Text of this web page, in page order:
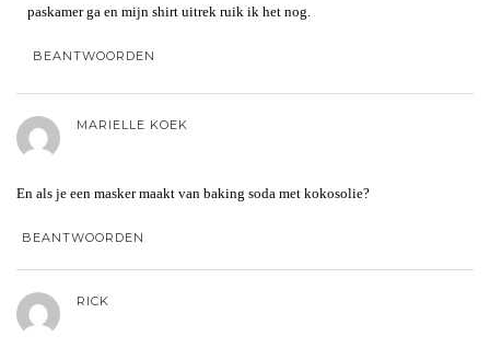
paskamer ga en mijn shirt uitrek ruik ik het nog.
BEANTWOORDEN
MARIELLE KOEK
En als je een masker maakt van baking soda met kokosolie?
BEANTWOORDEN
RICK